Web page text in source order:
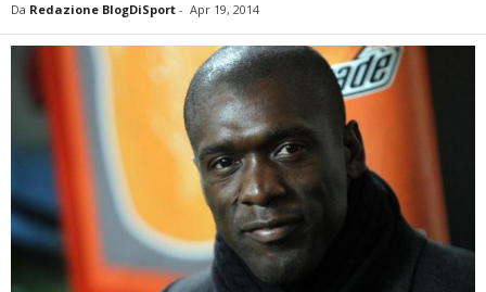
Da Redazione BlogDiSport - Apr 19, 2014